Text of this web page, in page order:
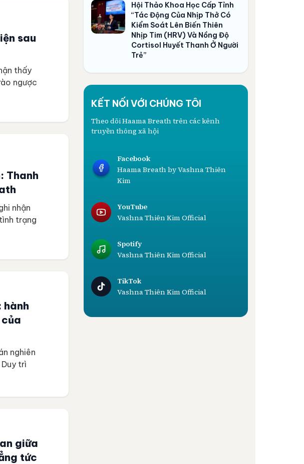
sau
thấy
ngược
gian
Thanh
nhận
trạng
hành
hành
nghiên
trì
xúc
giữa
tức
Hội Thảo Khoa Học Cấp Tỉnh
“Tác Động Của Nhịp Thở Có
Kiểm Soát Lên Biến Thiên
Nhịp Tim (HRV) Và Nồng Độ
Cortisol Huyết Thanh Ở Người
Trẻ”
KẾT NỐI VỚI CHÚNG TÔI
Theo dõi Haama Breath trên các kênh
truyền thông xã hội
Facebook
Haama Breath by Vashna Thiên
Kim
YouTube
Vashna Thiên Kim Official
Spotify
Vashna Thiên Kim Official
TikTok
Vashna Thiên Kim Official